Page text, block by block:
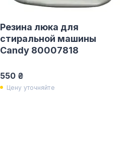
Резина люка для
стиральной машины
Candy 80007818
550 ₴
Цену уточняйте